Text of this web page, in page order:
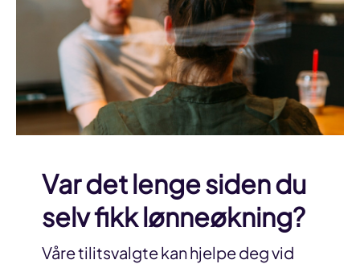
Var det lenge siden du
selv fikk lønneøkning?
Våre tilitsvalgte kan hjelpe deg vid